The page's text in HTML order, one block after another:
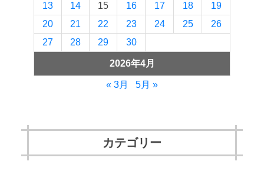
2026年4月
13
14 15 16 17 18
19
20
21 22 23 24 25
26
27
28 29 30
« 3月 5月 »
カテゴリー